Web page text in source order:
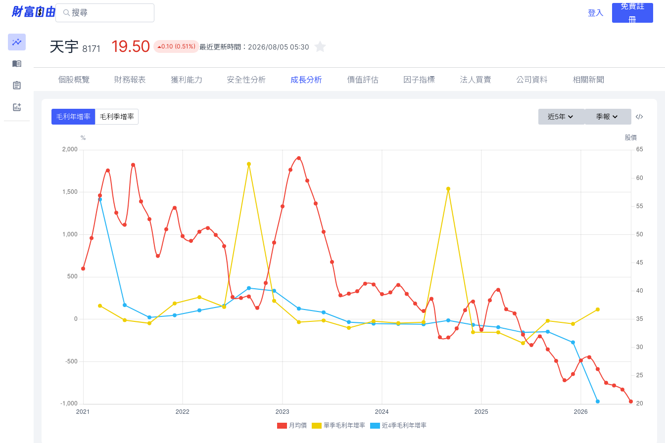
登入
免費註
冊
天宇 8171 19.50 0.10 (0.51%) 最近更新時間： 2026/08/05 05:30
個股概覽 財務報表 獲利能力 安全性分析 成長分析 價值評估 因子指標 法人買賣 公司資料 相關新聞
毛利年增率 毛利季增率 近5年 季報
月均價 單季毛利年增率 近4季毛利年增率